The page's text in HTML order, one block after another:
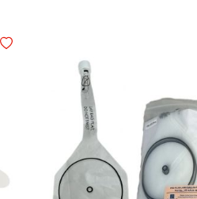
Legg i ønskelisten